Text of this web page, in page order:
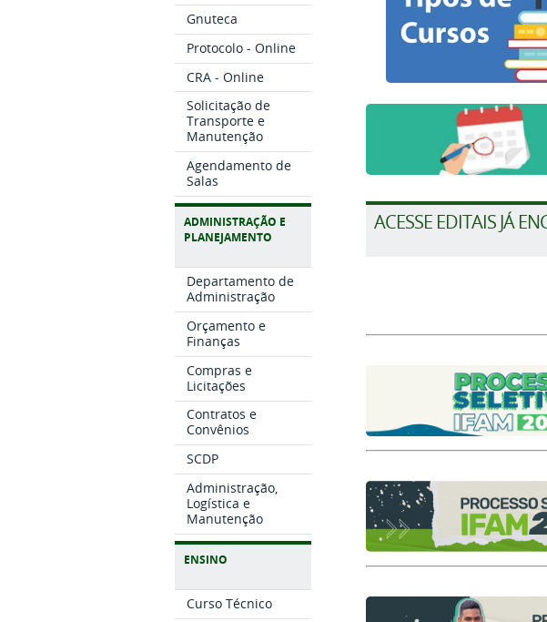
Gnuteca
Protocolo - Online
CRA - Online
Solicitação de
Transporte e
Manutenção
Agendamento de
Salas
ADMINISTRAÇÃO E
PLANEJAMENTO
Departamento de
Administração
Orçamento e
Finanças
Compras e
Licitações
Contratos e
Convênios
SCDP
Administração,
Logística e
Manutenção
ENSINO
Curso Técnico
ACESSE EDITAIS JÁ